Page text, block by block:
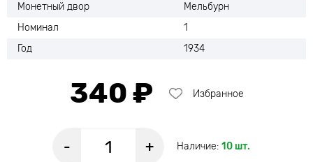
Монетный двор
Мельбурн
Номинал
1
Год
1934
340 ₽ Избранное
- + Наличие: 10 шт.